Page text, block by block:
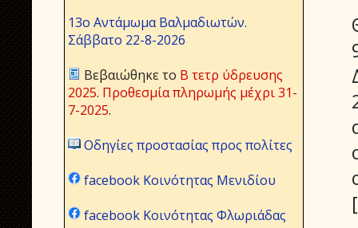
13ο Αντάμωμα Βαλμαδιωτών.
Σάββατο 22-8-2026
Βεβαιώθηκε το Β τετρ ύδρευσης
2025. Προθεσμία πληρωμής μέχρι 31-
7-2025.
Οδηγίες προστασίας προς πολίτες
facebook Κοινότητας Μενιδίου
facebook Κοινότητας Φλωριάδας